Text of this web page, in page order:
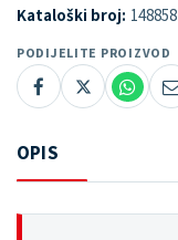
Kataloški broj: 148858
PODIJELITE PROIZVOD
OPIS